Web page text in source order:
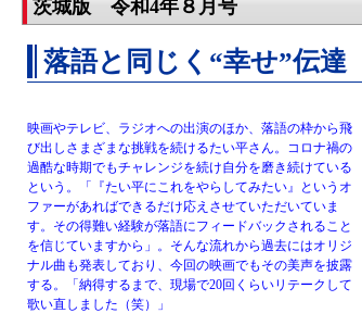
茨城版 令和4年８月号
落語と同じく“幸せ”伝達
映画やテレビ、ラジオへの出演のほか、落語の枠から飛
び出しさまざまな挑戦を続けるたい平さん。コロナ禍の
過酷な時期でもチャレンジを続け自分を磨き続けている
という。「『たい平にこれをやらしてみたい』というオ
ファーがあればできるだけ応えさせていただいていま
す。その得難い経験が落語にフィードバックされること
を信じていますから」。そんな流れから過去にはオリジ
ナル曲も発表しており、今回の映画でもその美声を披露
する。「納得するまで、現場で20回くらいリテークして
歌い直しました（笑）」